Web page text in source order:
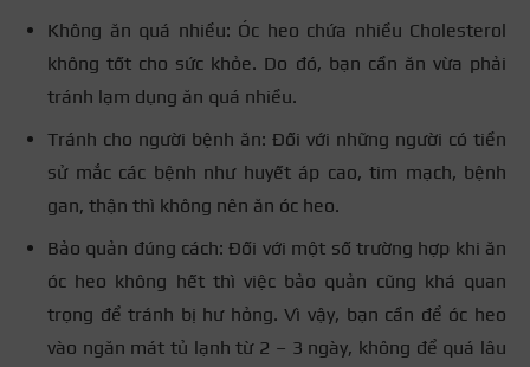
Không ăn quá nhiều: Óc heo chứa nhiều Cholesterol
không tốt cho sức khỏe. Do đó, bạn cần ăn vừa phải
tránh lạm dụng ăn quá nhiều.
Tránh cho người bệnh ăn: Đối với những người có tiền
sử mắc các bệnh như huyết áp cao, tim mạch, bệnh
gan, thận thì không nên ăn óc heo.
Bảo quản đúng cách: Đối với một số trường hợp khi ăn
óc heo không hết thì việc bảo quản cũng khá quan
trọng để tránh bị hư hỏng. Vì vậy, bạn cần để óc heo
vào ngăn mát tủ lạnh từ 2 – 3 ngày, không để quá lâu